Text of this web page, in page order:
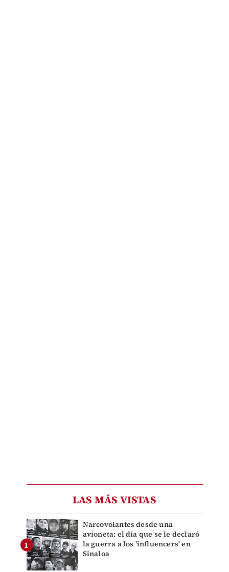
LAS MÁS VISTAS
Narcovolantes desde una
avioneta: el día que se le declaró
la guerra a los 'influencers' en
Sinaloa